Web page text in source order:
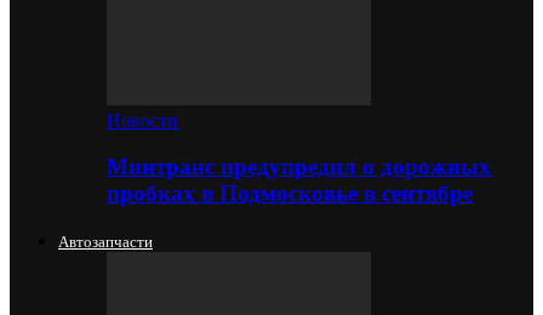
Новости
Минтранс предупредил о дорожных
пробках в Подмосковье в сентябре
Автозапчасти